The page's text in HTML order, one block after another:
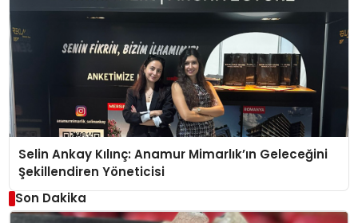
Selin Ankay Kılınç: Anamur Mimarlık’ın Geleceğini
Şekillendiren Yöneticisi
Son Dakika